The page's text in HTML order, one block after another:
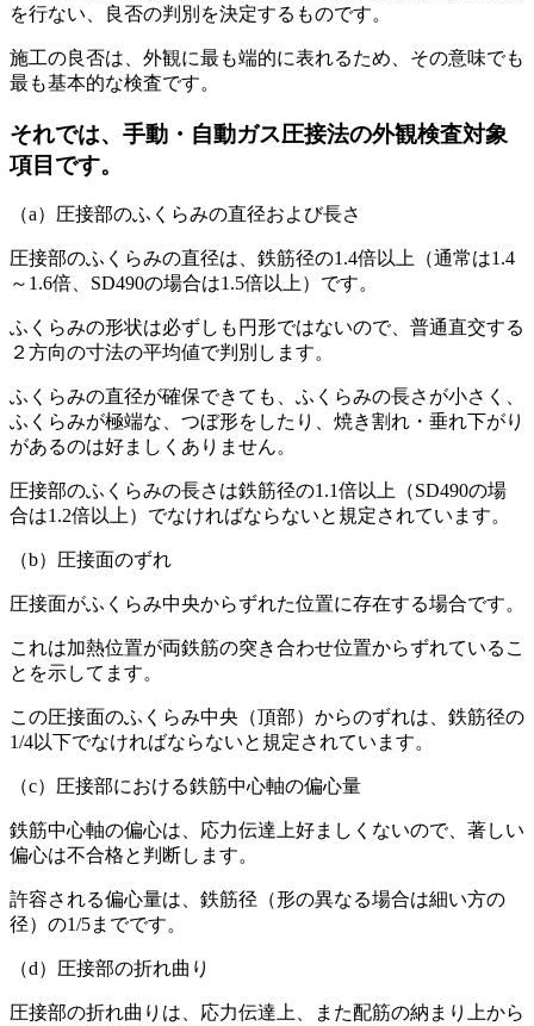
を行ない、良否の判別を決定するものです。
施工の良否は、外観に最も端的に表れるため、その意味でも
最も基本的な検査です。
それでは、手動・自動ガス圧接法の外観検査対象
項目です。
（a）圧接部のふくらみの直径および長さ
圧接部のふくらみの直径は、鉄筋径の1.4倍以上（通常は1.4
～1.6倍、SD490の場合は1.5倍以上）です。
ふくらみの形状は必ずしも円形ではないので、普通直交する
２方向の寸法の平均値で判別します。
ふくらみの直径が確保できても、ふくらみの長さが小さく、
ふくらみが極端な、つぼ形をしたり、焼き割れ・垂れ下がり
があるのは好ましくありません。
圧接部のふくらみの長さは鉄筋径の1.1倍以上（SD490の場
合は1.2倍以上）でなければならないと規定されています。
（b）圧接面のずれ
圧接面がふくらみ中央からずれた位置に存在する場合です。
これは加熱位置が両鉄筋の突き合わせ位置からずれているこ
とを示してます。
この圧接面のふくらみ中央（頂部）からのずれは、鉄筋径の
1/4以下でなければならないと規定されています。
（c）圧接部における鉄筋中心軸の偏心量
鉄筋中心軸の偏心は、応力伝達上好ましくないので、著しい
偏心は不合格と判断します。
許容される偏心量は、鉄筋径（形の異なる場合は細い方の
径）の1/5までです。
（d）圧接部の折れ曲り
圧接部の折れ曲りは、応力伝達上、また配筋の納まり上から